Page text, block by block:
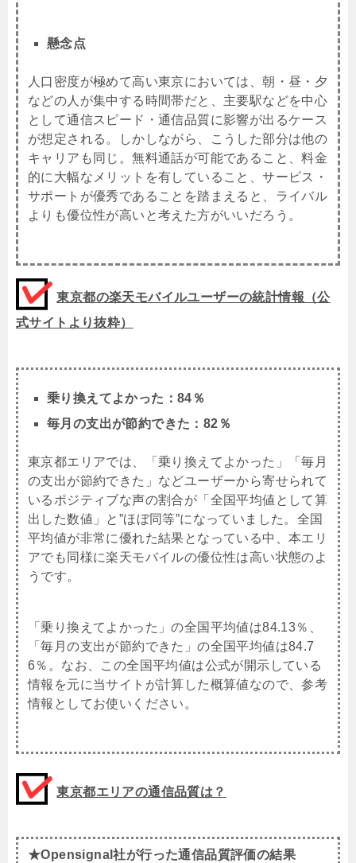
懸念点
人口密度が極めて高い東京においては、朝・昼・夕
などの人が集中する時間帯だと、主要駅などを中心
として通信スピード・通信品質に影響が出るケース
が想定される。しかしながら、こうした部分は他の
キャリアも同じ。無料通話が可能であること、料金
的に大幅なメリットを有していること、サービス・
サポートが優秀であることを踏まえると、ライバル
よりも優位性が高いと考えた方がいいだろう。
東京都の楽天モバイルユーザーの統計情報（公
式サイトより抜粋）
乗り換えてよかった：84％
毎月の支出が節約できた：82％
東京都エリアでは、「乗り換えてよかった」「毎月
の支出が節約できた」などユーザーから寄せられて
いるポジティブな声の割合が「全国平均値として算
出した数値」と”ほぼ同等”になっていました。全国
平均値が非常に優れた結果となっている中、本エリ
アでも同様に楽天モバイルの優位性は高い状態のよ
うです。
「乗り換えてよかった」の全国平均値は84.13％、
「毎月の支出が節約できた」の全国平均値は84.7
6％。なお、この全国平均値は公式が開示している
情報を元に当サイトが計算した概算値なので、参考
情報としてお使いください。
東京都エリアの通信品質は？
★Opensignal社が行った通信品質評価の結果